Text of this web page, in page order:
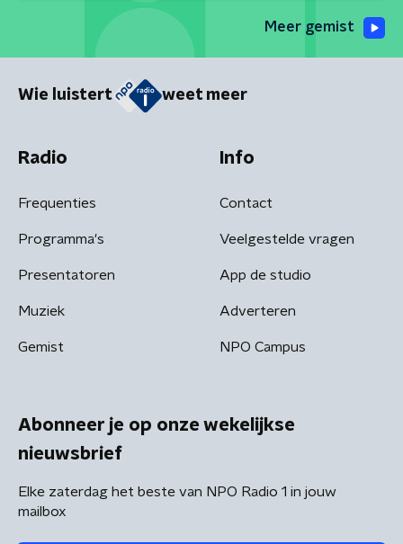
Meer gemist
Wie luistert weet meer
Radio
Frequenties
Programma's
Presentatoren
Muziek
Gemist
Info
Contact
Veelgestelde vragen
App de studio
Adverteren
NPO Campus
Abonneer je op onze wekelijkse
nieuwsbrief
Elke zaterdag het beste van NPO Radio 1 in jouw
mailbox